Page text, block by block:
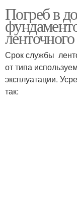
Дом с
Погреба под
Погреб в
Срок службы
от типа
эксплуатации.
так: